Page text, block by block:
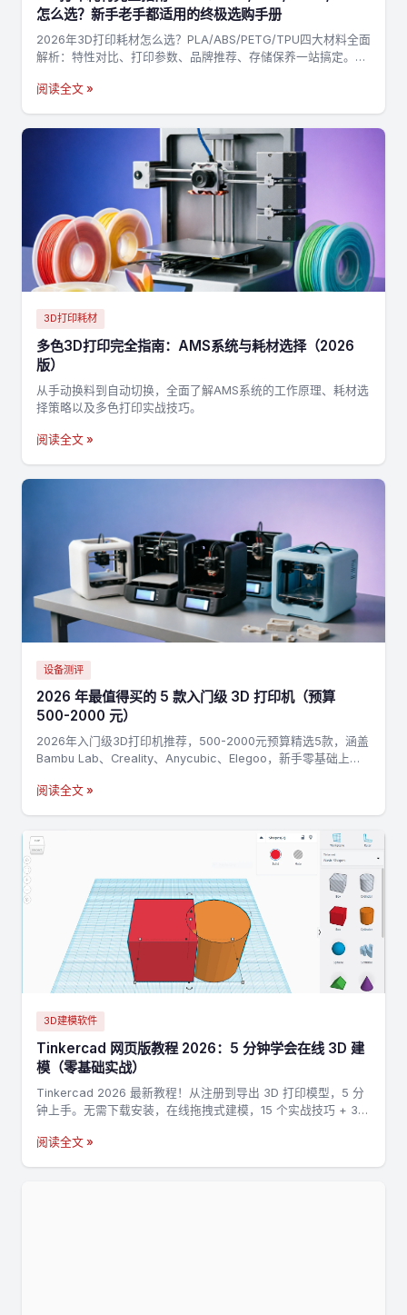
怎么选？新手老手都适用的终极选购手册
2026年3D打印耗材怎么选？PLA/ABS/PETG/TPU四大材料全面
解析：特性对比、打印参数、品牌推荐、存储保养一站搞定。附
阅读全文 »
3D打印耗材
多色3D打印完全指南：AMS系统与耗材选择（2026
版）
从手动换料到自动切换，全面了解AMS系统的工作原理、耗材选
择策略以及多色打印实战技巧。
阅读全文 »
设备测评
2026 年最值得买的 5 款入门级 3D 打印机（预算
500-2000 元）
2026年入门级3D打印机推荐，500-2000元预算精选5款，涵盖
Bambu Lab、Creality、Anycubic、Elegoo，新手零基础上手
阅读全文 »
3D建模软件
Tinkercad 网页版教程 2026：5 分钟学会在线 3D 建
模（零基础实战）
Tinkercad 2026 最新教程！从注册到导出 3D 打印模型，5 分
钟上手。无需下载安装，在线拖拽式建模，15 个实战技巧 + 3
阅读全文 »